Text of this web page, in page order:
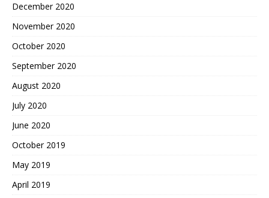
December 2020
November 2020
October 2020
September 2020
August 2020
July 2020
June 2020
October 2019
May 2019
April 2019